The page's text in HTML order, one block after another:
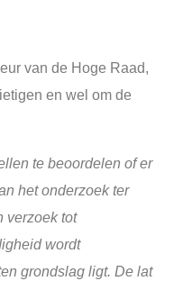
van de Hoge Raad,
en wel om de
te beoordelen of er
het onderzoek ter
verzoek tot
wordt
grondslag ligt. De lat